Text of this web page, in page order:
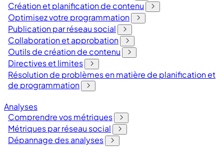
Création et planification de contenu
Optimisez votre programmation
Publication par réseau social
Collaboration et approbation
Outils de création de contenu
Directives et limites
Résolution de problèmes en matière de planification et
de programmation
Analyses
Comprendre vos métriques
Métriques par réseau social
Dépannage des analyses